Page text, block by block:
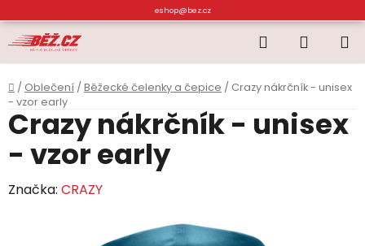
na
obsah
eshop@bez.cz
Hledat
KOŠÍK
Domů
/ Oblečení / Běžecké čelenky a čepice / Crazy nákrčník - unisex
- vzor early
Crazy nákrčník - unisex
- vzor early
Značka: CRAZY